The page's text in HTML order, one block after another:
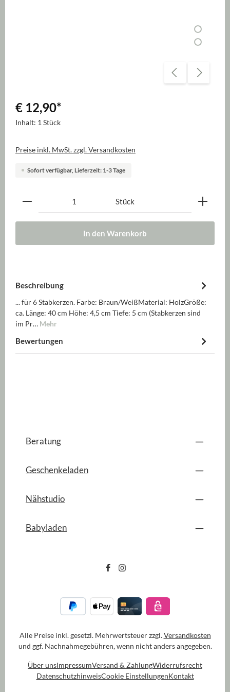
€ 12,90*
Inhalt: 1 Stück
Preise inkl. MwSt. zzgl. Versandkosten
Sofort verfügbar, Lieferzeit: 1-3 Tage
Produkt Anzahl: Gib den gewünschten Wert ein
Stück
In den Warenkorb
Beschreibung
... für 6 Stabkerzen. Farbe: Braun/WeißMaterial: HolzGröße:
ca. Länge: 40 cm Höhe: 4,5 cm Tiefe: 5 cm (Stabkerzen sind
im Pr… Mehr
Bewertungen
Beratung
Geschenkeladen
Nähstudio
Babyladen
Alle Preise inkl. gesetzl. Mehrwertsteuer zzgl.Versandkosten
und ggf. Nachnahmegebühren, wenn nicht anders angegeben.
Über unsImpressumVersand & ZahlungWiderrufsrecht
DatenschutzhinweisCookie EinstellungenKontakt